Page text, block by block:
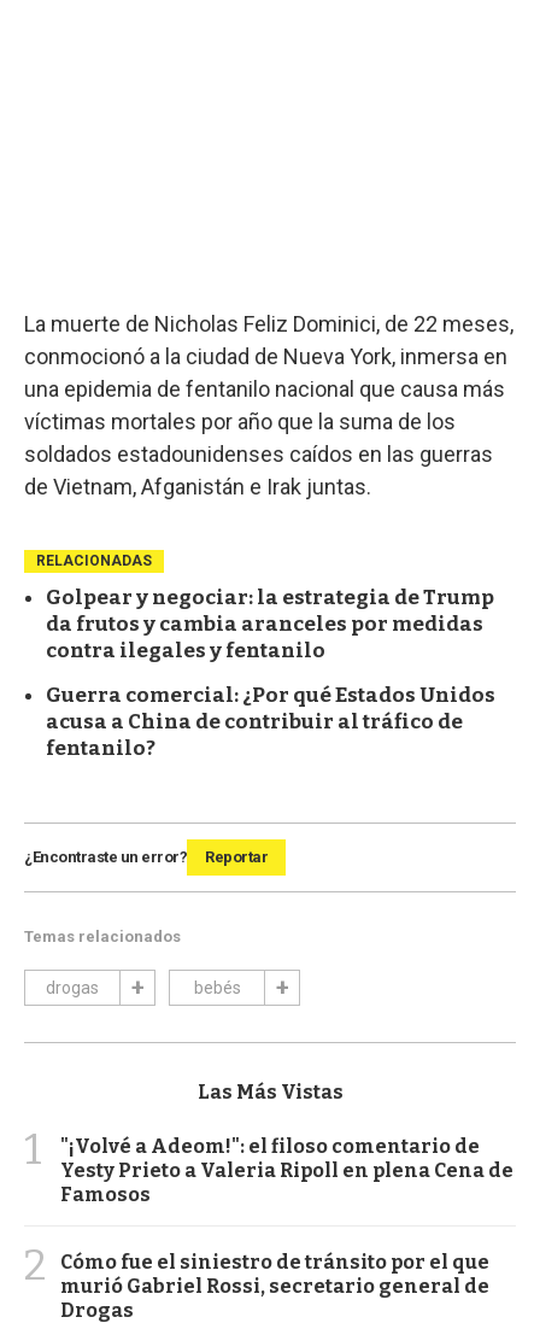
La muerte de Nicholas Feliz Dominici, de 22 meses,
conmocionó a la ciudad de Nueva York, inmersa en
una epidemia de fentanilo nacional que causa más
víctimas mortales por año que la suma de los
soldados estadounidenses caídos en las guerras
de Vietnam, Afganistán e Irak juntas.
RELACIONADAS
Golpear y negociar: la estrategia de Trump
da frutos y cambia aranceles por medidas
contra ilegales y fentanilo
Guerra comercial: ¿Por qué Estados Unidos
acusa a China de contribuir al tráfico de
fentanilo?
¿Encontraste un error? Reportar
Temas relacionados
drogas bebés
Las Más Vistas
1
"¡Volvé a Adeom!": el filoso comentario de
Yesty Prieto a Valeria Ripoll en plena Cena de
Famosos
2
Cómo fue el siniestro de tránsito por el que
murió Gabriel Rossi, secretario general de
Drogas